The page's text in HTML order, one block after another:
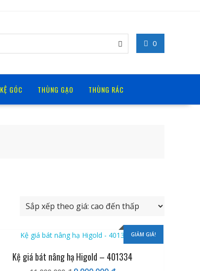
0
KỆ GÓC THÙNG GẠO THÙNG RÁC
GIẢM GIÁ!
Kệ giá bát nâng hạ Higold – 401334